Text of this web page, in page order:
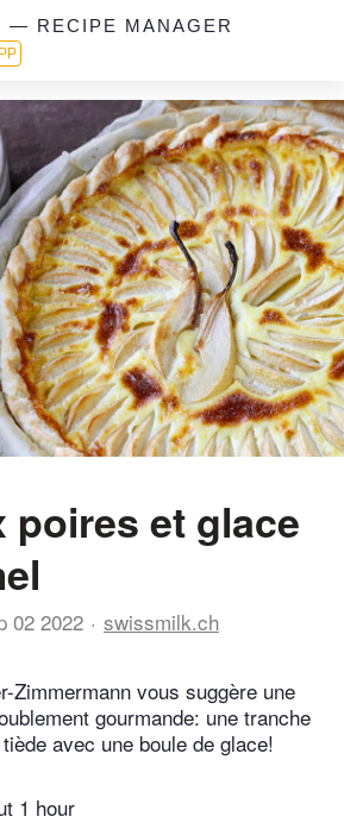
— RECIPE MANAGER
poires et glace
02 2022 swissmilk.ch
Zimmermann vous suggère une
gourmande: une tranche
avec une boule de glace!
1 hour